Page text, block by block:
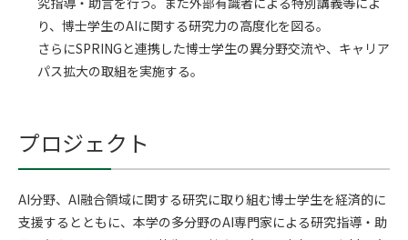
り、博士学生のAIに関する研究力の高度化を図る。
さらにSPRINGと連携した博士学生の異分野交流や、キャリア
パス拡大の取組を実施する。
プロジェクト
AI分野、AI融合領域に関する研究に取り組む博士学生を経済的に
支援するとともに、本学の多分野のAI専門家による研究指導・助